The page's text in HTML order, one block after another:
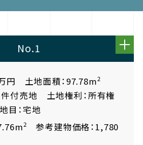
No.1
円 土地面積：97.78m2
件付売地 土地権利：所有権
目：宅地
2
参考建物価格：1,780